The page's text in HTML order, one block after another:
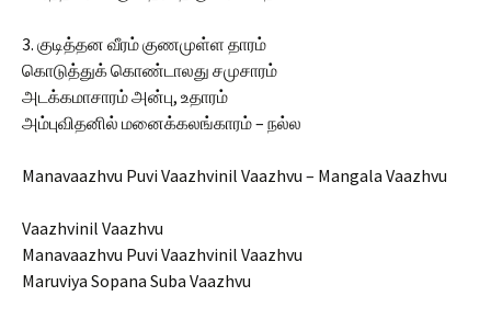
3. குடித்தன வீரம் குணமுள்ள தாரம்
கொடுத்துக் கொண்டாலது சமுசாரம்
அடக்கமாசாரம் அன்பு, உதாரம்
அம்புவிதனில் மனைக்கலங்காரம் – நல்ல
Manavaazhvu Puvi Vaazhvinil Vaazhvu – Mangala Vaazhvu
Vaazhvinil Vaazhvu
Manavaazhvu Puvi Vaazhvinil Vaazhvu
Maruviya Sopana Suba Vaazhvu